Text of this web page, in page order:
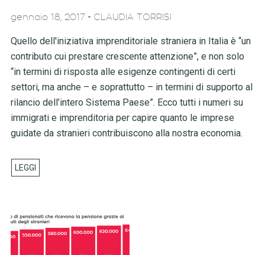
gennaio 18, 2017 - CLAUDIA TORRISI
Quello dell'iniziativa imprenditoriale straniera in Italia è “un
contributo cui prestare crescente attenzione”, e non solo
“in termini di risposta alle esigenze contingenti di certi
settori, ma anche – e soprattutto – in termini di supporto al
rilancio dell’intero Sistema Paese”. Ecco tutti i numeri su
immigrati e imprenditoria per capire quanto le imprese
guidate da stranieri contribuiscono alla nostra economia.